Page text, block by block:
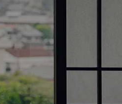
ランク上のディナ
部屋数
室
宿泊プラン一覧